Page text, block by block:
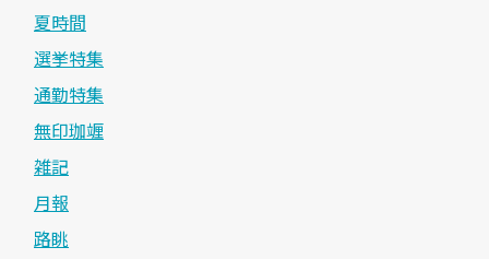
夏時間
選挙特集
通勤特集
無印珈竰
雑記
月報
路眺